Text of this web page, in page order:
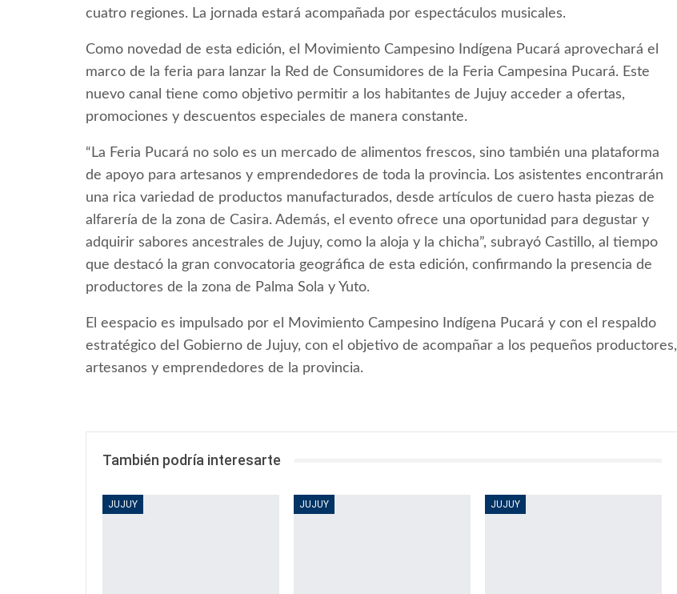
cuatro regiones. La jornada estará acompañada por espectáculos musicales.
Como novedad de esta edición, el Movimiento Campesino Indígena Pucará aprovechará el
marco de la feria para lanzar la Red de Consumidores de la Feria Campesina Pucará. Este
nuevo canal tiene como objetivo permitir a los habitantes de Jujuy acceder a ofertas,
promociones y descuentos especiales de manera constante.
“La Feria Pucará no solo es un mercado de alimentos frescos, sino también una plataforma
de apoyo para artesanos y emprendedores de toda la provincia. Los asistentes encontrarán
una rica variedad de productos manufacturados, desde artículos de cuero hasta piezas de
alfarería de la zona de Casira. Además, el evento ofrece una oportunidad para degustar y
adquirir sabores ancestrales de Jujuy, como la aloja y la chicha”, subrayó Castillo, al tiempo
que destacó la gran convocatoria geográfica de esta edición, confirmando la presencia de
productores de la zona de Palma Sola y Yuto.
El eespacio es impulsado por el Movimiento Campesino Indígena Pucará y con el respaldo
estratégico del Gobierno de Jujuy, con el objetivo de acompañar a los pequeños productores,
artesanos y emprendedores de la provincia.
También podría interesarte
JUJUY JUJUY JUJUY